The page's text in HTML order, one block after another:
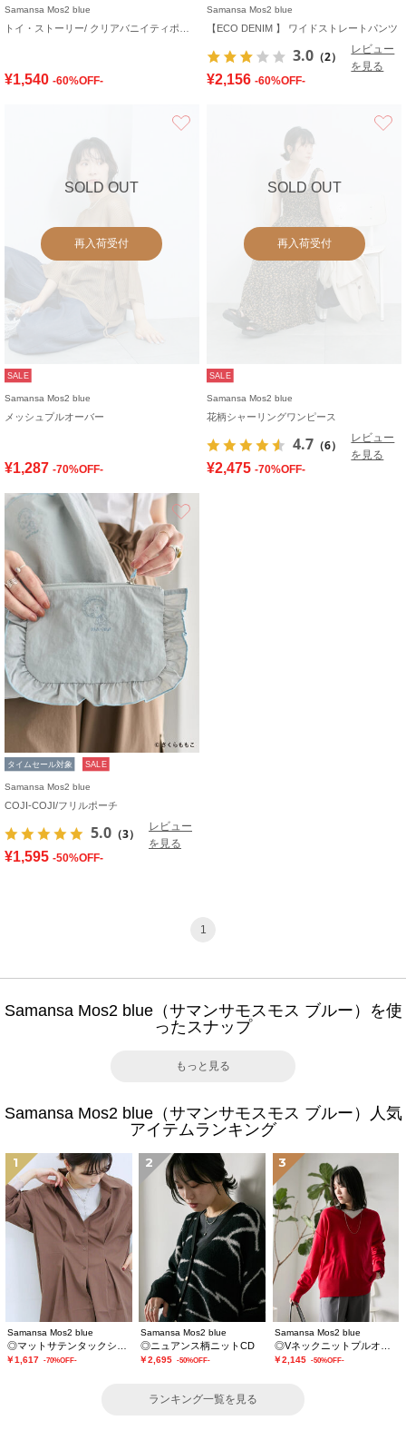
Samansa Mos2 blue
¥1,540 -60%OFF-
Samansa Mos2 blue
【ECO DENIM 】 ワイドストレートパンツ
3.0 （2）
レビュー
を見る
¥2,156 -60%OFF-
SOLD OUT
再入荷受付
SALE
Samansa Mos2 blue
メッシュプルオーバー
¥1,287 -70%OFF-
SOLD OUT
再入荷受付
SALE
Samansa Mos2 blue
花柄シャーリングワンピース
4.7 （6）
レビュー
を見る
¥2,475 -70%OFF-
タイムセール対象 SALE
Samansa Mos2 blue
COJI-COJI/フリルポーチ
5.0 （3）
レビュー
を見る
¥1,595 -50%OFF-
1
Samansa Mos2 blue（サマンサモスモス ブルー）を使
ったスナップ
もっと見る
Samansa Mos2 blue（サマンサモスモス ブルー）人気
アイテムランキング
1
Samansa Mos2 blue
￥1,617 -70%OFF-
2
Samansa Mos2 blue
◎ニュアンス柄ニットCD
￥2,695 -50%OFF-
3
Samansa Mos2 blue
￥2,145 -50%OFF-
ランキング一覧を見る